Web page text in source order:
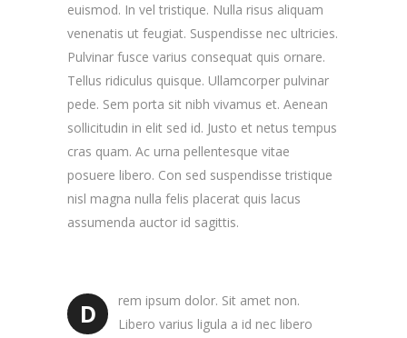
euismod. In vel tristique. Nulla risus aliquam
venenatis ut feugiat. Suspendisse nec ultricies.
Pulvinar fusce varius consequat quis ornare.
Tellus ridiculus quisque. Ullamcorper pulvinar
pede. Sem porta sit nibh vivamus et. Aenean
sollicitudin in elit sed id. Justo et netus tempus
cras quam. Ac urna pellentesque vitae
posuere libero. Con sed suspendisse tristique
nisl magna nulla felis placerat quis lacus
assumenda auctor id sagittis.
D
rem ipsum dolor. Sit amet non.
Libero varius ligula a id nec libero